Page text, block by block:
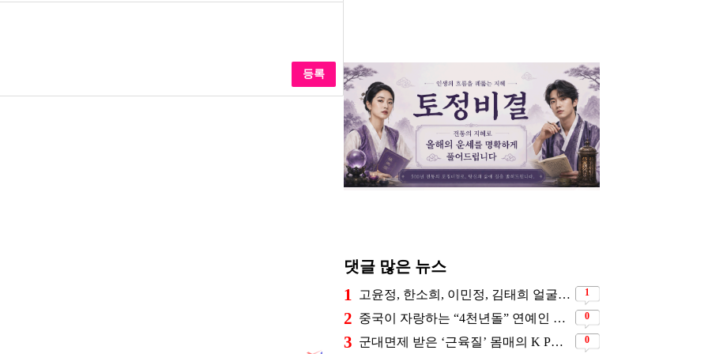
등록
댓글 많은 뉴스
1 고윤정, 한소희, 이민정, 김태희 얼굴을 모두 닮았다는 日배우 1
2 중국이 자랑하는 “4천년돌” 연예인 근황 0
3 군대면제 받은 ‘근육질’ 몸매의 K POP 아이돌 0